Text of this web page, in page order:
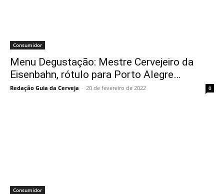
Consumidor
Menu Degustação: Mestre Cervejeiro da
Eisenbahn, rótulo para Porto Alegre…
Redação Guia da Cerveja - 20 de fevereiro de 2022 0
Consumidor